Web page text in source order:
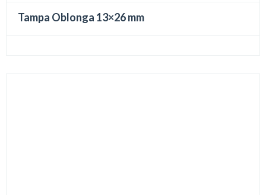
Tampa Oblonga 13×26 mm